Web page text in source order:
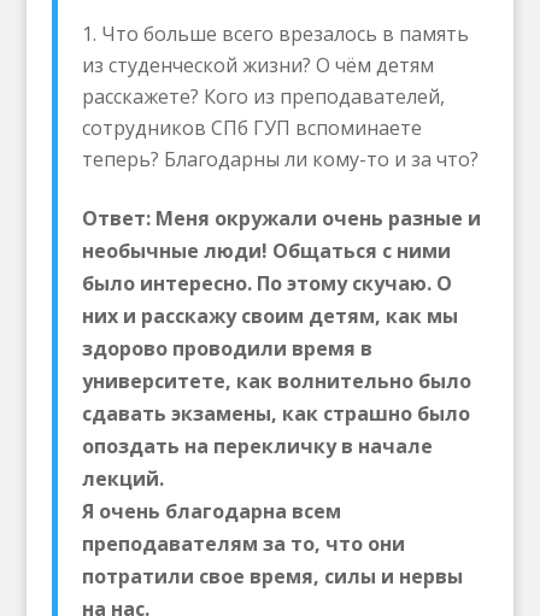
Что больше всего врезалось в память
из студенческой жизни? О чём детям
расскажете? Кого из преподавателей,
сотрудников СПб ГУП вспоминаете
теперь? Благодарны ли кому-то и за что?
Ответ: Меня окружали очень разные и
необычные люди! Общаться с ними
было интересно. По этому скучаю. О
них и расскажу своим детям, как мы
здорово проводили время в
университете, как волнительно было
сдавать экзамены, как страшно было
опоздать на перекличку в начале
лекций.
Я очень благодарна всем
преподавателям за то, что они
потратили свое время, силы и нервы
на нас.